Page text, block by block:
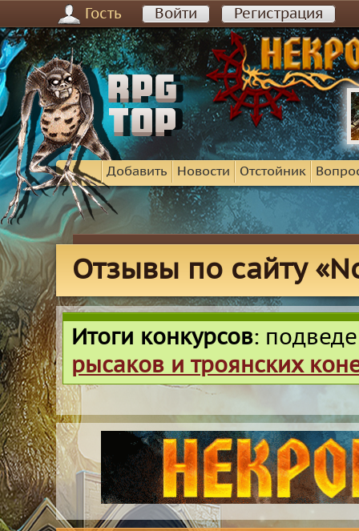
Гость Войти Регистрация
Добавить Новости Отстойник
Отзывы по сайту
Итоги конкурсов:
рысаков и троянских